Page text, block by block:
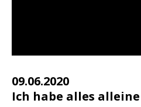
09.06.2020
Ich habe alles